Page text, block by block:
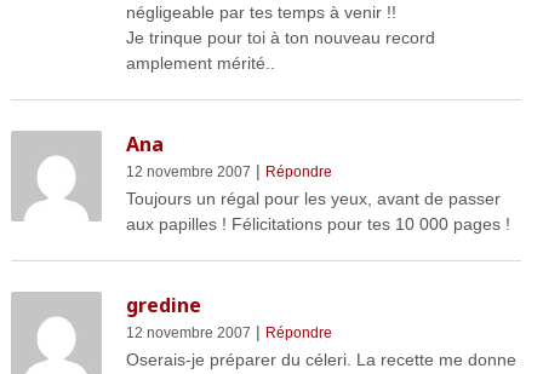
négligeable par tes temps à venir !!
Je trinque pour toi à ton nouveau record
amplement mérité..
Ana
12 novembre 2007 | Répondre
Toujours un régal pour les yeux, avant de passer
aux papilles ! Félicitations pour tes 10 000 pages !
gredine
12 novembre 2007 | Répondre
Oserais-je préparer du céleri. La recette me donne